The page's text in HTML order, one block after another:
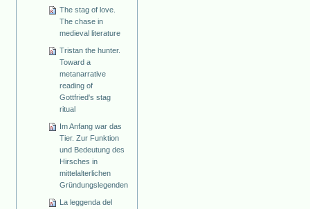
The stag of love.
The chase in
medieval literature
Tristan the hunter.
Toward a
metanarrative
reading of
Gottfried's stag
ritual
Im Anfang war das
Tier. Zur Funktion
und Bedeutung des
Hirsches in
mittelalterlichen
Gründungslegenden
La leggenda del